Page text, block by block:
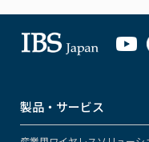
製品・サービス